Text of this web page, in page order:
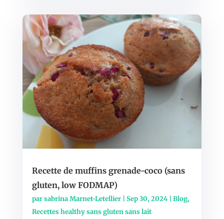
Recette de muffins grenade-coco (sans
gluten, low FODMAP)
parsabrina Marnet-Letellier| Sep 30, 2024| Blog,
Recettes healthy sans gluten sans lait